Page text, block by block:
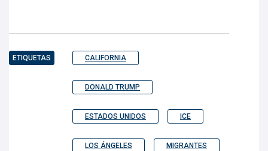
ETIQUETAS CALIFORNIA
DONALD TRUMP
ESTADOS UNIDOS ICE
LOS ÁNGELES MIGRANTES